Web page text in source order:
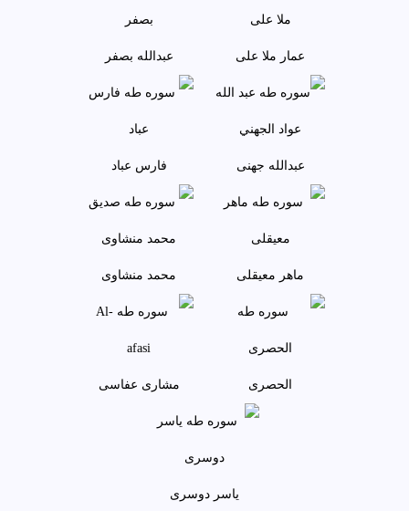
عمار ملا علی عبدالله بصفر
عبدالله جهنی فارس عباد
ماهر معيقلی محمد منشاوی
الحصری مشاری عفاسی
ياسر دوسری